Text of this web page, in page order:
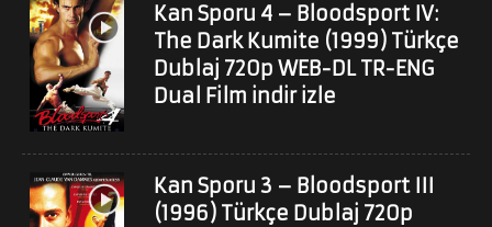
Kan Sporu 4 – Bloodsport IV:
The Dark Kumite (1999) Türkçe
Dublaj 720p WEB-DL TR-ENG
Dual Film indir izle
Kan Sporu 3 – Bloodsport III
(1996) Türkçe Dublaj 720p